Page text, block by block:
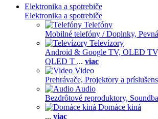
Elektronika a spotrebiče
Elektronika a spotrebiče
Telefóny
Mobilné telefóny / Doplnky,
Televízory
Android & Google TV, OLED
QLED T ... viac
Video
Prehrávače, Projektory a
Audio
Bezdrôtové reproduktory,
Domáce kiná
... viac